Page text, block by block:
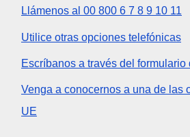
Llámenos al 00 800 6 7 8 9 10 11
Utilice otras opciones telefónicas
Escríbanos a través del formulario
Venga a conocernos a una de las
UE